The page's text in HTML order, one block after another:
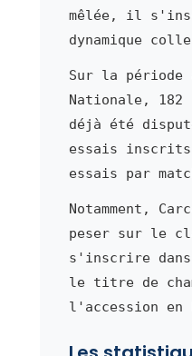
mêlée, il
dynamique
Sur la période
Nationale, 182
déjà été
essais inscrits
essais par
Notamment,
peser sur le
s'inscrire
le titre de
l'accession en